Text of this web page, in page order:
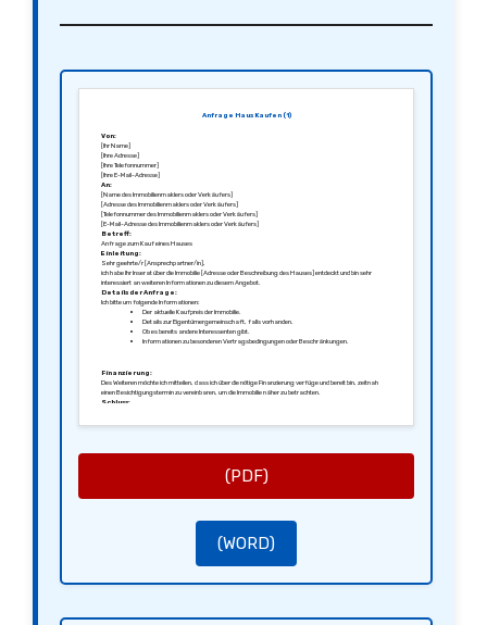
Anfrage Haus Kaufen (1)
Von:
[Ihr Name]
[Ihre Adresse]
[Ihre Telefonnummer]
[Ihre E-Mail-Adresse]
An:
[Name des Immobilienmaklers oder Verkäufers]
[Adresse des Immobilienmaklers oder Verkäufers]
[Telefonnummer des Immobilienmaklers oder Verkäufers]
[E-Mail-Adresse des Immobilienmaklers oder Verkäufers]
Betreff:
Anfrage zum Kauf eines Hauses
Einleitung:
Sehr geehrte/r [Ansprechpartner/in],
ich habe Ihr Inserat über die Immobilie [Adresse oder Beschreibung des Hauses] entdeckt und bin sehr
interessiert an weiteren Informationen zu diesem Angebot.
Details der Anfrage:
Ich bitte um folgende Informationen:
Der aktuelle Kaufpreis der Immobilie.
Details zur Eigentümergemeinschaft, falls vorhanden.
Ob es bereits andere Interessenten gibt.
Informationen zu besonderen Vertragsbedingungen oder Beschränkungen.
Finanzierung:
Des Weiteren möchte ich mitteilen, dass ich über die nötige Finanzierung verfüge und bereit bin, zeitnah
einen Besichtigungstermin zu vereinbaren, um die Immobilie näher zu betrachten.
Schluss:
(PDF)
(WORD)